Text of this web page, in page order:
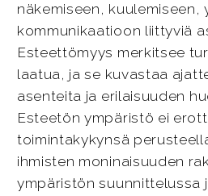
näkemiseen, kuulemiseen,
kommunikaatioon liittyviä
Esteettömyys merkitsee
laatua, ja se kuvastaa
asenteita ja erilaisuuden
Esteetön ympäristö ei
toimintakykynsä
ihmisten moninaisuuden
ympäristön suunnittelussa